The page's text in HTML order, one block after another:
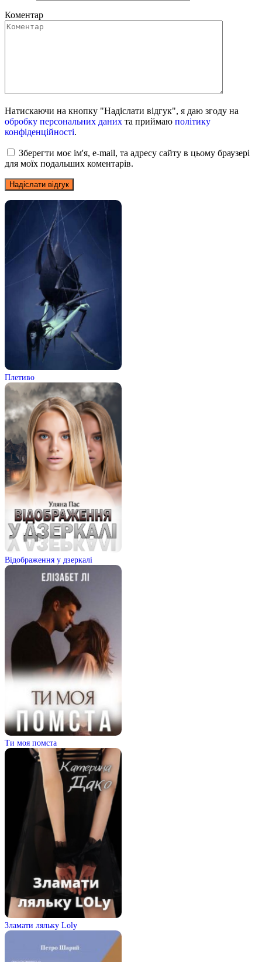
Коментар
Натискаючи на кнопку "Надіслати відгук", я даю згоду на
обробку персональних даних та приймаю політику
конфіденційності.
Зберегти моє ім'я, e-mail, та адресу сайту в цьому браузері
для моїх подальших коментарів.
Плетиво
Відображення у дзеркалі
Ти моя помста
Зламати ляльку Loly